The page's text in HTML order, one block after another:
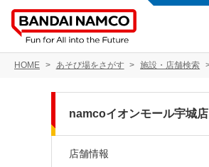
HOME あそび場をさがす 施設・店舗検索
namcoイオンモール宇城店
店舗情報